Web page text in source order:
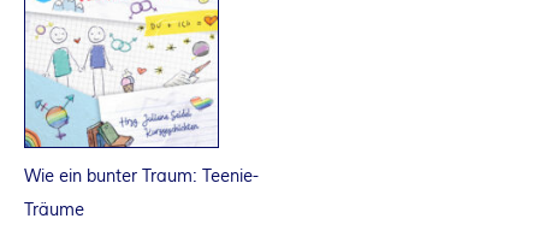
R
K
E
L
Wie ein bunter Traum: Teenie-
Träume